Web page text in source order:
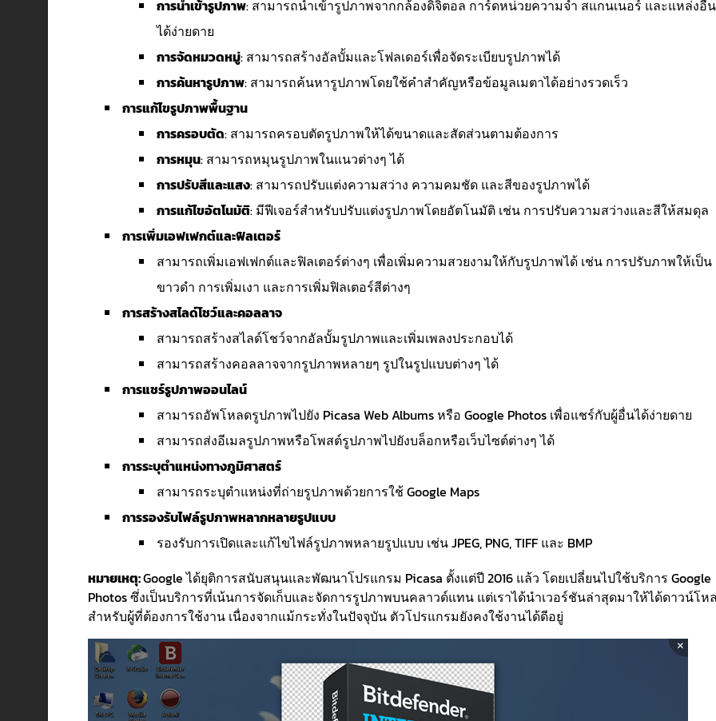
การนำเข้ารูปภาพ: สามารถนำเข้ารูปภาพจากกล้องดิจิตอล การ์ดหน่วยความจำ สแกนเนอร์ และแหล่งอื่
ได้ง่ายดาย
การจัดหมวดหมู่: สามารถสร้างอัลบั้มและโฟลเดอร์เพื่อจัดระเบียบรูปภาพได้
การค้นหารูปภาพ: สามารถค้นหารูปภาพโดยใช้คำสำคัญหรือข้อมูลเมตาได้อย่างรวดเร็ว
การแก้ไขรูปภาพพื้นฐาน
การครอบตัด: สามารถครอบตัดรูปภาพให้ได้ขนาดและสัดส่วนตามต้องการ
การหมุน: สามารถหมุนรูปภาพในแนวต่างๆ ได้
การปรับสีและแสง: สามารถปรับแต่งความสว่าง ความคมชัด และสีของรูปภาพได้
การแก้ไขอัตโนมัติ: มีฟีเจอร์สำหรับปรับแต่งรูปภาพโดยอัตโนมัติ เช่น การปรับความสว่างและสีให้สมดุล
การเพิ่มเอฟเฟกต์และฟิลเตอร์
สามารถเพิ่มเอฟเฟกต์และฟิลเตอร์ต่างๆ เพื่อเพิ่มความสวยงามให้กับรูปภาพได้ เช่น การปรับภาพให้เป็น
ขาวดำ การเพิ่มเงา และการเพิ่มฟิลเตอร์สีต่างๆ
การสร้างสไลด์โชว์และคอลลาจ
สามารถสร้างสไลด์โชว์จากอัลบั้มรูปภาพและเพิ่มเพลงประกอบได้
สามารถสร้างคอลลาจจากรูปภาพหลายๆ รูปในรูปแบบต่างๆ ได้
การแชร์รูปภาพออนไลน์
สามารถอัพโหลดรูปภาพไปยัง Picasa Web Albums หรือ Google Photos เพื่อแชร์กับผู้อื่นได้ง่ายดาย
สามารถส่งอีเมลรูปภาพหรือโพสต์รูปภาพไปยังบล็อกหรือเว็บไซต์ต่างๆ ได้
การระบุตำแหน่งทางภูมิศาสตร์
สามารถระบุตำแหน่งที่ถ่ายรูปภาพด้วยการใช้ Google Maps
การรองรับไฟล์รูปภาพหลากหลายรูปแบบ
รองรับการเปิดและแก้ไขไฟล์รูปภาพหลายรูปแบบ เช่น JPEG, PNG, TIFF และ BMP
หมายเหตุ:Google ได้ยุติการสนับสนุนและพัฒนาโปรแกรม Picasa ตั้งแต่ปี 2016 แล้ว โดยเปลี่ยนไปใช้บริการ Google
Photos ซึ่งเป็นบริการที่เน้นการจัดเก็บและจัดการรูปภาพบนคลาวด์แทน แต่เราได้นำเวอร์ชันล่าสุดมาให้ได้ดาวน์โห
สำหรับผู้ที่ต้องการใช้งาน เนื่องจากแม้กระทั่งในปัจจุบัน ตัวโปรแกรมยังคงใช้งานได้ดีอยู่